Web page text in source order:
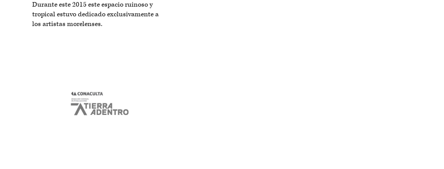
Durante este 2015 este espacio ruinoso y
tropical estuvo dedicado exclusivamente a
los artistas morelenses.